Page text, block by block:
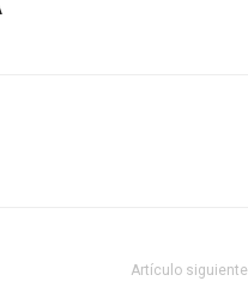
Artículo siguiente